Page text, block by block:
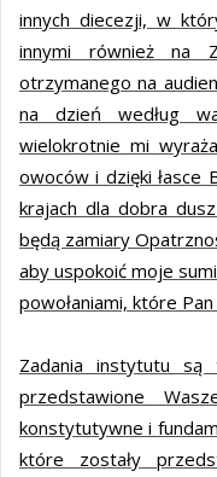
innych diecezji, w
innymi również na
otrzymanego na
na dzień według
wielokrotnie mi
owoców i dzięki łasce
krajach dla dobra
będą zamiary
aby uspokoić moje
powołaniami, które Pan
Zadania instytutu
przedstawione
konstytutywne i
które zostały